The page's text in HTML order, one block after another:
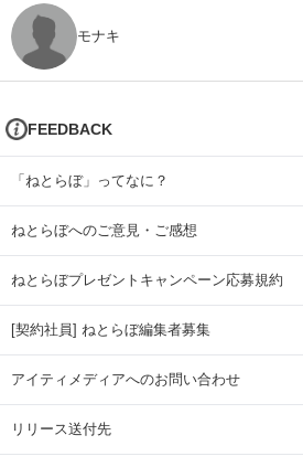
モナキ
FEEDBACK
「ねとらぼ」ってなに？
ねとらぼへのご意見・ご感想
ねとらぼプレゼントキャンペーン応募規約
[契約社員] ねとらぼ編集者募集
アイティメディアへのお問い合わせ
リリース送付先